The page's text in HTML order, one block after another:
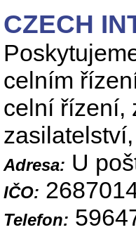
CZECH
celním
celní řízení,
Adresa: U
IČO:
Telefon: